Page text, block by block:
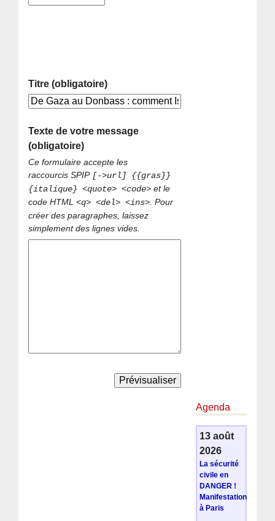
Titre (obligatoire)
Texte de votre message
(obligatoire)
Ce formulaire accepte les
raccourcis SPIP [->url] {{gras}}
{italique} <quote> <code> et le
code HTML<q> <del> <ins> . Pour
créer des paragraphes, laissez
simplement des lignes vides.
Agenda
13 août
2026
La sécurité
civile en
DANGER !
Manifestation
à Paris